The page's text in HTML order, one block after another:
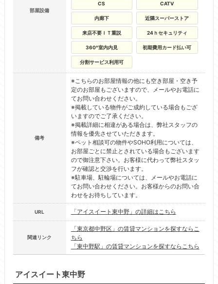
部屋設備
CS CATV
内廊下 近隣スーパーストア
来店不要ＩＴ重説 24ｈセキュリティ
360°室内内見 初期費用カード払い可
分割サービス利用可
備考
※こちらのお部屋情報の他にも空き部屋・空き予
定のお部屋もございますので、メールやお電話に
てお問い合わせください。
※掲載している物件がご成約している場合もござ
いますのでご了承ください。
※掲載詳細に相違がある場合は、弊社スタッフの
情報を優先させていただきます。
※ペット相談可の物件やSOHO利用については、
お部屋ごとに禁止とされている場合もございます
ので御注意下さい。お客様に代わって弊社スタッ
フが確認と交渉を行います。
※駐車場、駐輪場については、メールやお電話に
てお問い合わせください。お客様からのお問い合
わせをお待ちしています。
URL 「アイスイート東中野」の詳細はこちら
関連リンク
「東京都中野区」の賃貸マンションを探すならこ
ちら
「東中野駅」の賃貸マンションを探すならこちら
アイスイート東中野